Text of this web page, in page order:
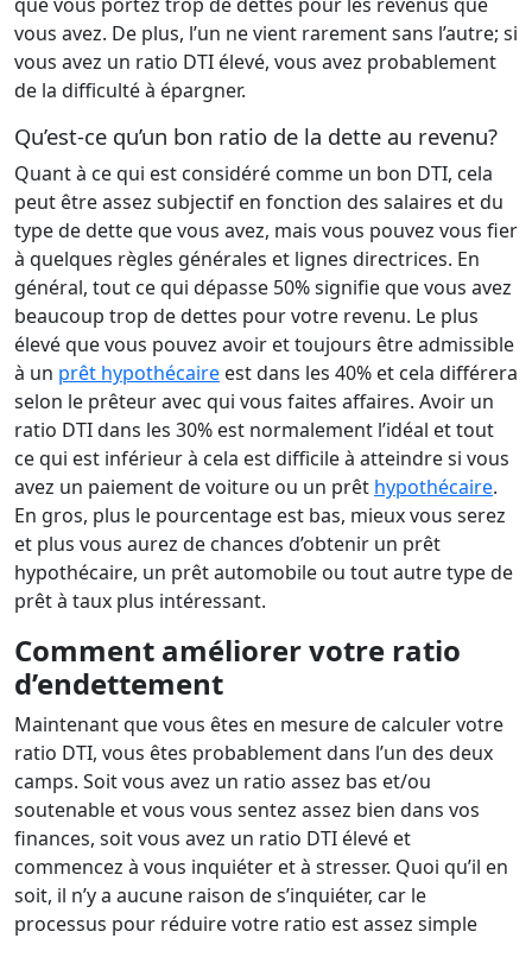
vous avez. De plus, l’un ne vient rarement sans l’autre; si
vous avez un ratio DTI élevé, vous avez probablement
de la difficulté à épargner.
Qu’est-ce qu’un bon ratio de la dette au revenu?
Quant à ce qui est considéré comme un bon DTI, cela
peut être assez subjectif en fonction des salaires et du
type de dette que vous avez, mais vous pouvez vous fier
à quelques règles générales et lignes directrices. En
général, tout ce qui dépasse 50% signifie que vous avez
beaucoup trop de dettes pour votre revenu. Le plus
élevé que vous pouvez avoir et toujours être admissible
à un prêt hypothécaire est dans les 40% et cela différera
selon le prêteur avec qui vous faites affaires. Avoir un
ratio DTI dans les 30% est normalement l’idéal et tout
ce qui est inférieur à cela est difficile à atteindre si vous
avez un paiement de voiture ou un prêt hypothécaire.
En gros, plus le pourcentage est bas, mieux vous serez
et plus vous aurez de chances d’obtenir un prêt
hypothécaire, un prêt automobile ou tout autre type de
prêt à taux plus intéressant.
Comment améliorer votre ratio
d’endettement
Maintenant que vous êtes en mesure de calculer votre
ratio DTI, vous êtes probablement dans l’un des deux
camps. Soit vous avez un ratio assez bas et/ou
soutenable et vous vous sentez assez bien dans vos
finances, soit vous avez un ratio DTI élevé et
commencez à vous inquiéter et à stresser. Quoi qu’il en
soit, il n’y a aucune raison de s’inquiéter, car le
processus pour réduire votre ratio est assez simple